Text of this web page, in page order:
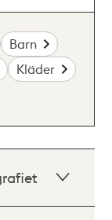
Barn
Kläder